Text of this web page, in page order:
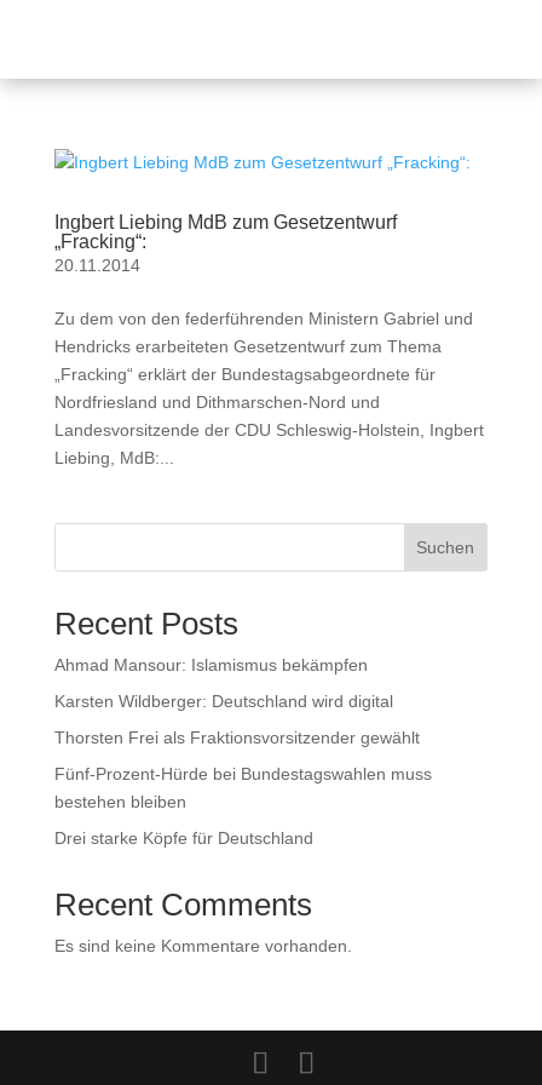
Ingbert Liebing MdB zum Gesetzentwurf
„Fracking“:
20.11.2014
Zu dem von den federführenden Ministern Gabriel und
Hendricks erarbeiteten Gesetzentwurf zum Thema
„Fracking“ erklärt der Bundestagsabgeordnete für
Nordfriesland und Dithmarschen-Nord und
Landesvorsitzende der CDU Schleswig-Holstein, Ingbert
Liebing, MdB:...
Suchen
Recent Posts
Ahmad Mansour: Islamismus bekämpfen
Karsten Wildberger: Deutschland wird digital
Thorsten Frei als Fraktionsvorsitzender gewählt
Fünf-Prozent-Hürde bei Bundestagswahlen muss
bestehen bleiben
Drei starke Köpfe für Deutschland
Recent Comments
Es sind keine Kommentare vorhanden.